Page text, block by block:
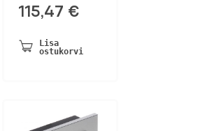
115,47 €
Lisa
ostukorvi